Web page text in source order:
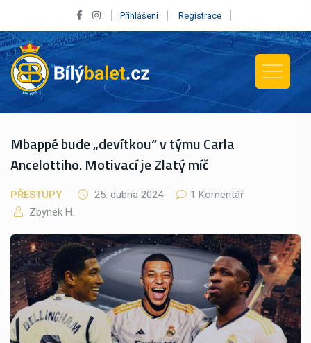
Přihlášení Registrace
Mbappé bude „devítkou“ v týmu Carla
Ancelottiho. Motivací je Zlatý míč
PŘESTUPY 25. dubna 2024
1 Komentář
Zbynek H.